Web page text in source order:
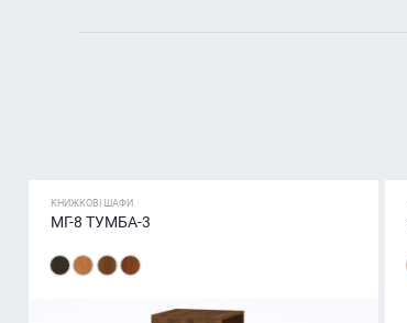
КНИЖКОВІ ШАФИ
МГ-8 ТУМБА-3